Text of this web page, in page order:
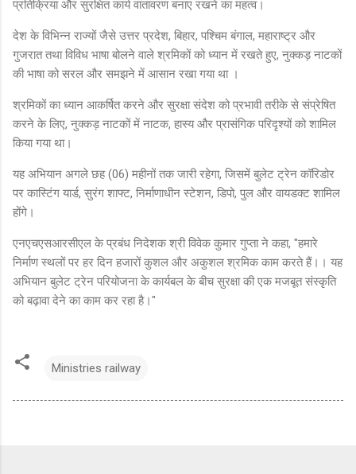
प्रतिक्रिया और सुरक्षित कार्य वातावरण बनाए रखने का महत्व।
देश के विभिन्न राज्यों जैसे उत्तर प्रदेश, बिहार, पश्चिम बंगाल, महाराष्ट्र और
गुजरात तथा विविध भाषा बोलने वाले श्रमिकों को ध्यान में रखते हुए, नुक्कड़ नाटकों
की भाषा को सरल और समझने में आसान रखा गया था ।
श्रमिकों का ध्यान आकर्षित करने और सुरक्षा संदेश को प्रभावी तरीके से संप्रेषित
करने के लिए, नुक्कड़ नाटकों में नाटक, हास्य और प्रासंगिक परिदृश्यों को शामिल
किया गया था।
यह अभियान अगले छह (06) महीनों तक जारी रहेगा, जिसमें बुलेट ट्रेन कॉरिडोर
पर कास्टिंग यार्ड, सुरंग शाफ्ट, निर्माणाधीन स्टेशन, डिपो, पुल और वायडक्ट शामिल
होंगे।
एनएचएसआरसीएल के प्रबंध निदेशक श्री विवेक कुमार गुप्ता ने कहा, "हमारे
निर्माण स्थलों पर हर दिन हजारों कुशल और अकुशल श्रमिक काम करते हैं।। यह
अभियान बुलेट ट्रेन परियोजना के कार्यबल के बीच सुरक्षा की एक मजबूत संस्कृति
को बढ़ावा देने का काम कर रहा है।"
Ministries railway